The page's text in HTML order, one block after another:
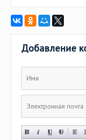
Добавление